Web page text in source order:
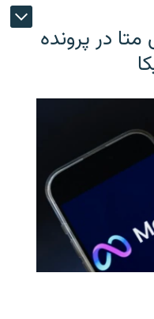
متا در پرونده